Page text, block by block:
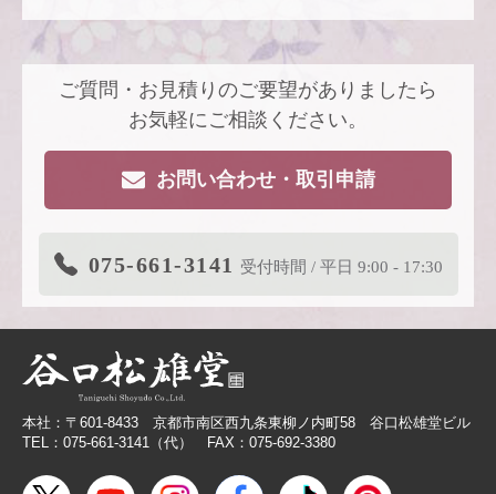
2026.5.26
にのせて。
2026.4.22
【新商品案内】派手すぎないがちょうどい
い、風も色も透ける、和紙の扇子
2026.4.16 大型連休休業日のお知らせ
2026.3.11 商品リニューアルのご案内
2026.2.26
【無料提供】売場づくりを応援！訴求力を高
める専用POP
2026.2.19 【色紙】価格改定のお願い
2025.10.28
【新商品案内】色エンピツ作家 かわばたあき
ご質問・お見積りのご要望がありましたら
お気軽にご相談ください。
お問い合わせ・取引申請
075-661-3141 受付時間 / 平日 9:00 - 17:30
本社：〒601-8433 京都市南区西九条東柳ノ内町58 谷口松雄堂ビル
TEL：075-661-3141（代） FAX：075-692-3380